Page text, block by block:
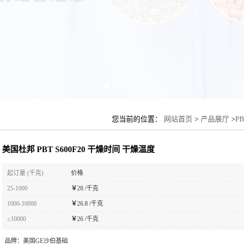
您当前的位置： 网站首页 > 产品展厅 >
美国杜邦 PBT S600F20 干燥时间 干燥温度
起订量 (千克) 价格
25-1000 ￥28 /千克
1000-10000 ￥26.8 /千克
≥10000 ￥26 /千克
品牌： 美国GE沙伯基础